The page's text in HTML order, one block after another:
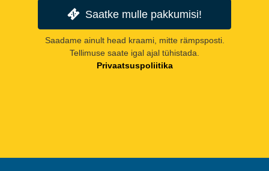
Saatke mulle pakkumisi!
Saadame ainult head kraami, mitte rämpsposti.
Tellimuse saate igal ajal tühistada.
Privaatsuspoliitika